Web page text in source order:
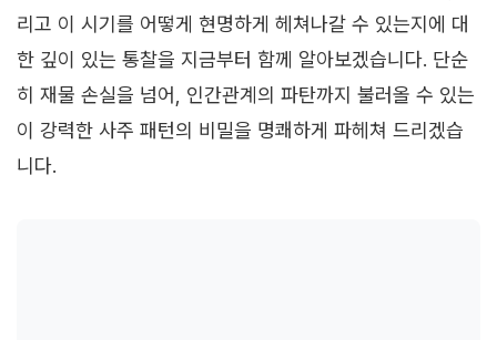
리고 이 시기를 어떻게 현명하게 헤쳐나갈 수 있는지에 대
한 깊이 있는 통찰을 지금부터 함께 알아보겠습니다. 단순
히 재물 손실을 넘어, 인간관계의 파탄까지 불러올 수 있는
이 강력한 사주 패턴의 비밀을 명쾌하게 파헤쳐 드리겠습
니다.